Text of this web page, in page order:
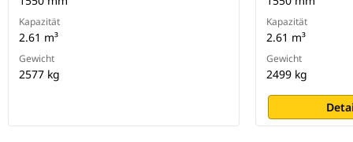
Kapazität
2.61 m³
Gewicht
2577 kg
Kapazität
2.61 m³
Gewicht
2499 kg